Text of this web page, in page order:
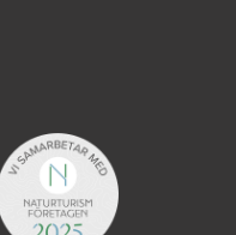
window)
a new